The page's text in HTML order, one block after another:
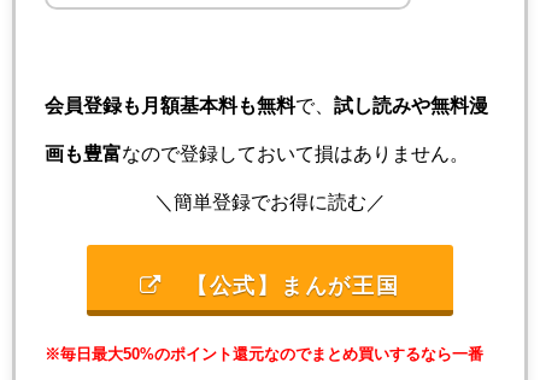
会員登録も月額基本料も無料で、 試し読みや無料漫
画も豊富なので登録しておいて損はありません。
＼簡単登録でお得に読む／
【公式】まんが王国
※毎日最大50%のポイント還元なのでまとめ買いするなら一番